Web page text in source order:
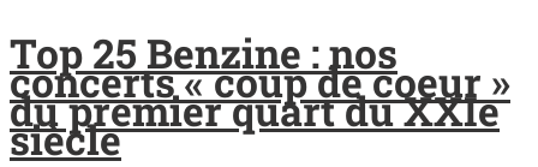
Top 25 Benzine : nos
concerts « coup de coeur »
du premier quart du XXIe
siècle